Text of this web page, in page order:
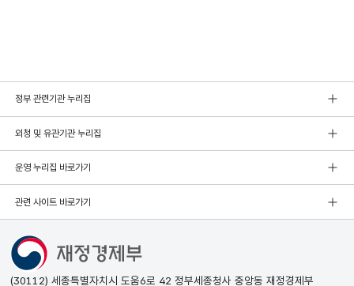
정부 관련기관 누리집
외청 및 유관기관 누리집
운영 누리집 바로가기
관련 사이트 바로가기
(30112) 세종특별자치시 도움6로 42 정부세종청사 중앙동 재정경제부